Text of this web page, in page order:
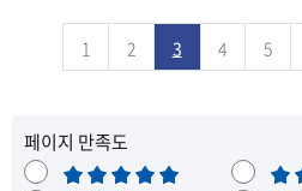
1 2 3 4 5
페이지 만족도
매
만